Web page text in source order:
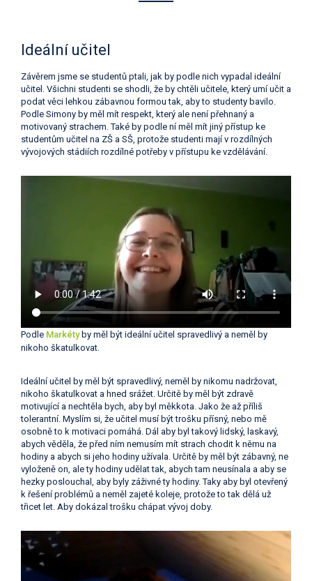
Ideální učitel
Závěrem jsme se studentů ptali, jak by podle nich vypadal ideální
učitel. Všichni studenti se shodli, že by chtěli učitele, který umí učit a
podat věci lehkou zábavnou formou tak, aby to studenty bavilo.
Podle Simony by měl mít respekt, který ale není přehnaný a
motivovaný strachem. Také by podle ní měl mít jiný přístup ke
studentům učitel na ZŠ a SŠ, protože studenti mají v rozdílných
vývojových stádiích rozdílné potřeby v přístupu ke vzdělávání.
Podle Markétyby měl být ideální učitel spravedlivý a neměl by
nikoho škatulkovat.
Ideální učitel by měl být spravedlivý, neměl by nikomu nadržovat,
nikoho škatulkovat a hned srážet. Určitě by měl být zdravě
motivující a nechtěla bych, aby byl měkkota. Jako že až příliš
tolerantní. Myslím si, že učitel musí být trošku přísný, nebo mě
osobně to k motivaci pomáhá. Dál aby byl takový lidský, laskavý,
abych věděla, že před ním nemusím mít strach chodit k němu na
hodiny a abych si jeho hodiny užívala. Určitě by měl být zábavný, ne
vyloženě on, ale ty hodiny udělat tak, abych tam neusínala a aby se
hezky poslouchal, aby byly záživné ty hodiny. Taky aby byl otevřený
k řešení problémů a neměl zajeté koleje, protože to tak dělá už
třicet let. Aby dokázal trošku chápat vývoj doby.